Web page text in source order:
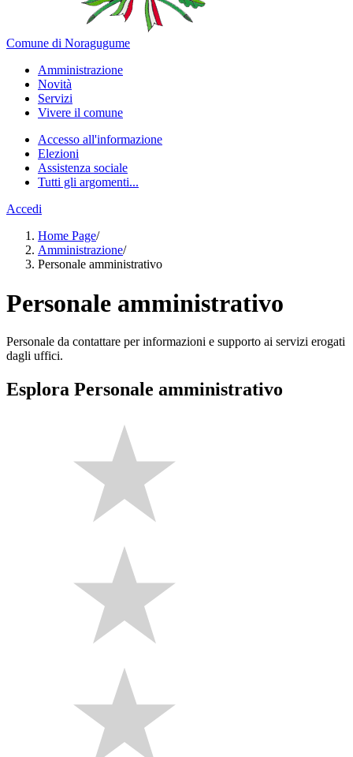
Comune di Noragugume
Amministrazione
Novità
Servizi
Vivere il comune
Accesso all'informazione
Elezioni
Assistenza sociale
Tutti gli argomenti...
Accedi
Home Page/
Amministrazione/
Personale amministrativo
Personale amministrativo
Personale da contattare per informazioni e supporto ai servizi erogati
dagli uffici.
Esplora Personale amministrativo